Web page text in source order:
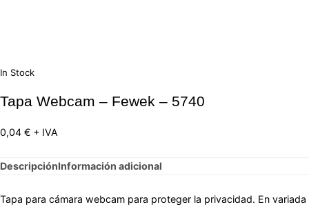
In Stock
Tapa Webcam – Fewek – 5740
0,04 € + IVA
DescripciónInformación adicional
Tapa para cámara webcam para proteger la privacidad. En variada